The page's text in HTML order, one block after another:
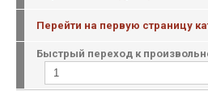
Перейти на первую страницу
Быстрый переход к